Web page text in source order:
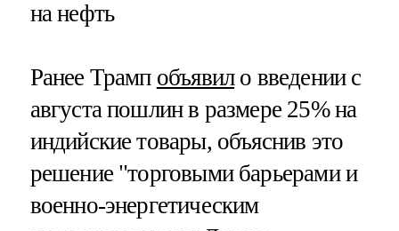
на нефть
Ранее Трамп объявило введении с
августа пошлин в размере 25% на
индийские товары, объяснив это
решение "торговыми барьерами и
военно-энергетическим